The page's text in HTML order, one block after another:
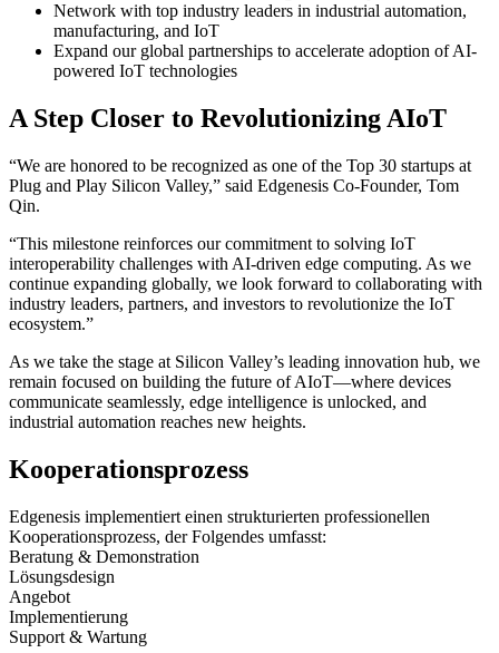
Network with top industry leaders in industrial automation,
manufacturing, and IoT
Expand our global partnerships to accelerate adoption of AI-
powered IoT technologies
A Step Closer to Revolutionizing AIoT
“We are honored to be recognized as one of the Top 30 startups at
Plug and Play Silicon Valley,” said Edgenesis Co-Founder, Tom
Qin.
“This milestone reinforces our commitment to solving IoT
interoperability challenges with AI-driven edge computing. As we
continue expanding globally, we look forward to collaborating with
industry leaders, partners, and investors to revolutionize the IoT
ecosystem.”
As we take the stage at Silicon Valley’s leading innovation hub, we
remain focused on building the future of AIoT—where devices
communicate seamlessly, edge intelligence is unlocked, and
industrial automation reaches new heights.
Kooperationsprozess
Edgenesis implementiert einen strukturierten professionellen
Kooperationsprozess, der Folgendes umfasst:
Beratung & Demonstration
Lösungsdesign
Angebot
Implementierung
Support & Wartung